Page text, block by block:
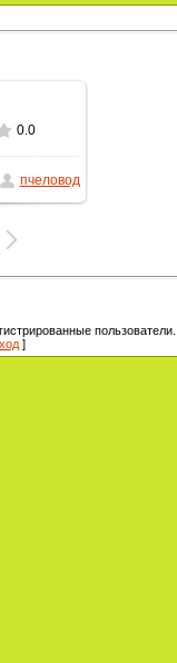
0.0
пчеловод
пользователи.
]